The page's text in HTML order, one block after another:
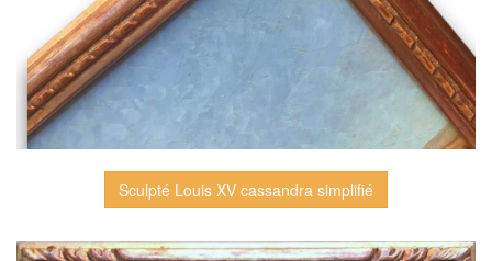
Sculpté Louis XV cassandra simplifié